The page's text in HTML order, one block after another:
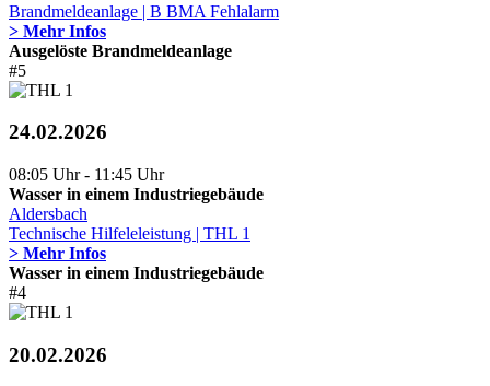
Brandmeldeanlage | B BMA Fehlalarm
> Mehr Infos
Ausgelöste Brandmeldeanlage
#5
24.02.2026
08:05 Uhr - 11:45 Uhr
Wasser in einem Industriegebäude
Aldersbach
Technische Hilfeleleistung | THL 1
> Mehr Infos
Wasser in einem Industriegebäude
#4
20.02.2026